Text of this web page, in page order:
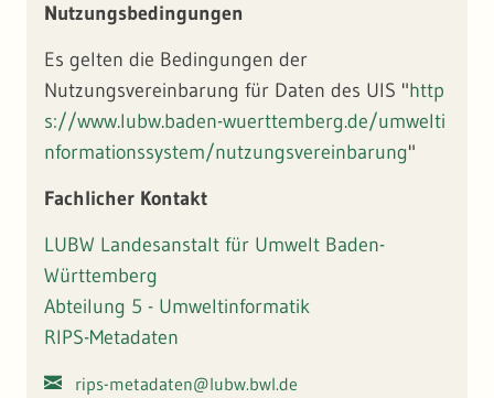
Nutzungsbedingungen
Es gelten die Bedingungen der
Nutzungsvereinbarung für Daten des UIS "http
s://www.lubw.baden-wuerttemberg.de/umwelti
nformationssystem/nutzungsvereinbarung"
Fachlicher Kontakt
LUBW Landesanstalt für Umwelt Baden-
Württemberg
Abteilung 5 - Umweltinformatik
RIPS-Metadaten
rips-metadaten@lubw.bwl.de